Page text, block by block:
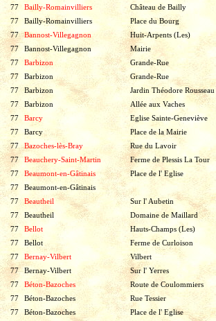
77
Bailly-Romainvilliers Château de Bailly
77
Bailly-Romainvilliers Place du Bourg
77
Bannost-Villegagnon Huit-Arpents (Les)
77
Bannost-Villegagnon Mairie
77
Barbizon Grande-Rue
77
Barbizon Grande-Rue
77
Barbizon Jardin Théodore Rousseau
77
Barbizon Allée aux Vaches
77
Barcy Eglise Sainte-Geneviève
77
Barcy Place de la Mairie
77
Bazoches-lès-Bray Rue du Lavoir
77
Beauchery-Saint-Martin Ferme de Plessis La Tour
77
Beaumont-en-Gâtinais Place de l' Eglise
77
Beaumont-en-Gâtinais
77
Beautheil Sur l' Aubetin
77
Beautheil Domaine de Maillard
77
Bellot Hauts-Champs (Les)
77
Bellot Ferme de Curloison
77
Bernay-Vilbert Vilbert
77
Bernay-Vilbert Sur l' Yerres
77
Béton-Bazoches Route de Coulommiers
77
Béton-Bazoches Rue Tessier
77
Béton-Bazoches Place de l' Eglise